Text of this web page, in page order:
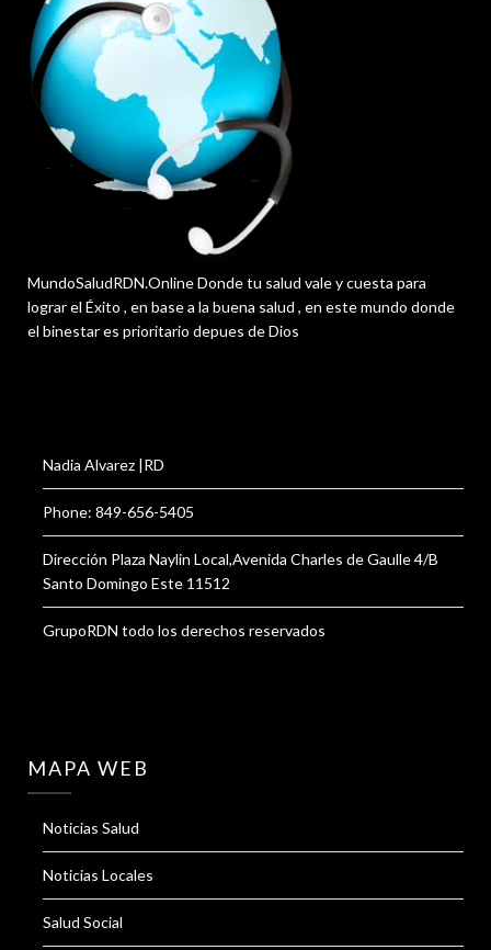
MundoSaludRDN.Online Donde tu salud vale y cuesta para
lograr el Éxito , en base a la buena salud , en este mundo donde
el binestar es prioritario depues de Dios
Nadia Alvarez |RD
Phone: 849-656-5405
Dirección Plaza Naylin Local,Avenida Charles de Gaulle 4/B
Santo Domingo Este 11512
GrupoRDN todo los derechos reservados
MAPA WEB
Noticias Salud
Noticias Locales
Salud Social